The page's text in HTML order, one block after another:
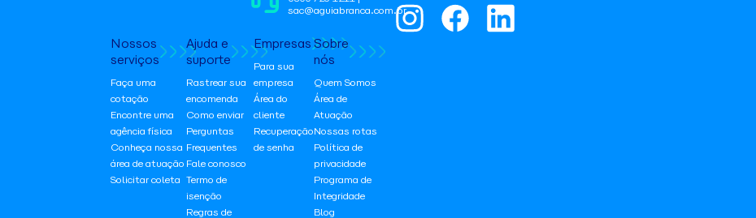
sac@aguiabranca.com.br
Nossos
serviços
Faça uma
cotação
Encontre uma
agência física
Conheça nossa
área de atuação
Solicitar coleta
Ajuda e
suporte
Rastrear sua
encomenda
Como enviar
Perguntas
Frequentes
Fale conosco
Termo de
isenção
Regras de
Empresas
Para sua
empresa
Área do
cliente
Recuperação
de senha
Sobre
nós
Quem Somos
Área de
Atuação
Nossas rotas
Política de
privacidade
Programa de
Integridade
Blog